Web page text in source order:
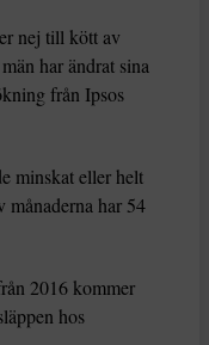
nej till kött av
har ändrat sina
från Ipsos
minskat eller helt
månaderna har 54
2016 kommer
hos